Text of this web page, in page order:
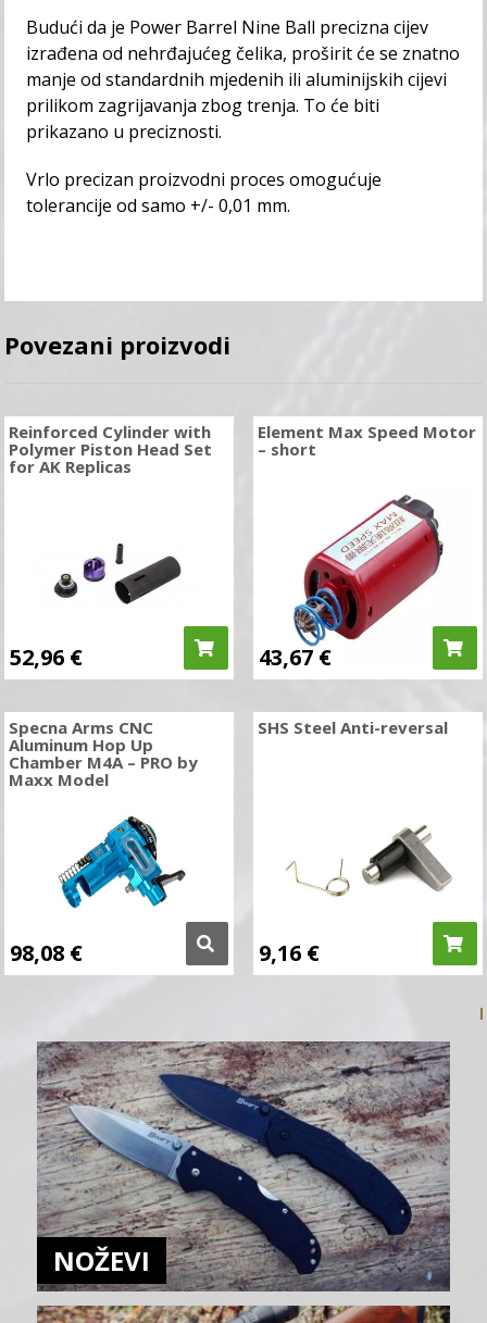
Budući da je Power Barrel Nine Ball precizna cijev
izrađena od nehrđajućeg čelika, proširit će se znatno
manje od standardnih mjedenih ili aluminijskih cijevi
prilikom zagrijavanja zbog trenja. To će biti
prikazano u preciznosti.
Vrlo precizan proizvodni proces omogućuje
tolerancije od samo +/- 0,01 mm.
Povezani proizvodi
Reinforced Cylinder with
Polymer Piston Head Set
for AK Replicas
52,96 €
Element Max Speed Motor
– short
43,67 €
Specna Arms CNC
Aluminum Hop Up
Chamber M4A – PRO by
Maxx Model
98,08 €
SHS Steel Anti-reversal
9,16 €
NOŽEVI